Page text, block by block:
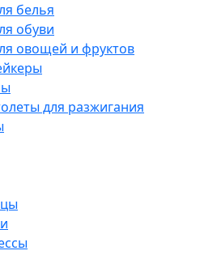
белья
обуви
овощей и фруктов
для разжигания